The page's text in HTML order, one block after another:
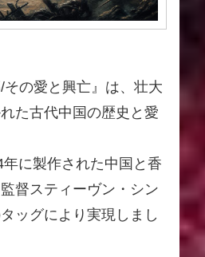
の愛と興亡』は、壮大
た古代中国の歴史と愛
に製作された中国と香
督スティーヴン・シン
ッグにより実現しまし